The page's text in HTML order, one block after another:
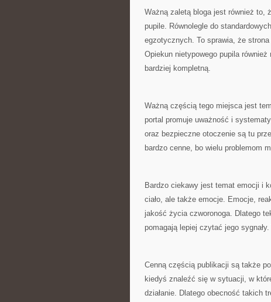
Ważną zaletą bloga jest również to,
pupile. Równolegle do
egzotycznych. To sprawia, że
Opiekun nietypowego pupila
bardziej kompletną.
Ważną częścią tego miejsca jest
portal promuje uważność i
oraz bezpieczne otoczenie są tu
bardzo cenne, bo wielu problemom
Bardzo ciekawy jest temat emocji i
ciało, ale także emocje. Emocje,
jakość życia czworonoga. Dlatego
pomagają lepiej czytać jego
Cenną częścią publikacji są także
kiedyś znaleźć się w sytuacji, w
działanie. Dlatego obecność takich